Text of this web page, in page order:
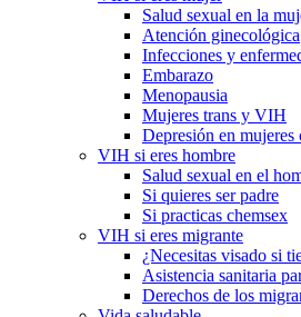
Salud sexual en la
Atención ginecológica
Infecciones y
Embarazo
Menopausia
Mujeres trans y VIH
Depresión en
VIH si eres hombre
Salud sexual en el
Si quieres ser padre
Si practicas chemsex
VIH si eres migrante
¿Necesitas visado si
Asistencia sanitaria
Derechos de los